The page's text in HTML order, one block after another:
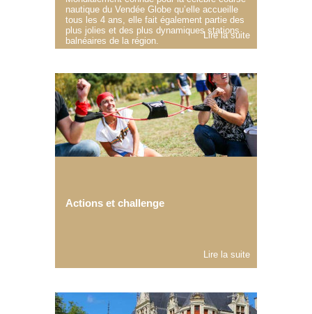
nautique du Vendée Globe qu’elle accueille
tous les 4 ans, elle fait également partie des
plus jolies et des plus dynamiques stations
balnéaires de la région.
Lire la suite
Actions et challenge
Lire la suite